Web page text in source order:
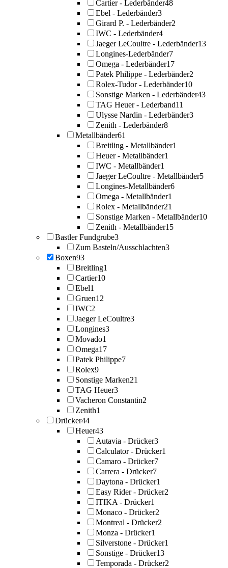
Cartier - Lederbänder48
Ebel - Lederbänder3
Girard P. - Lederbänder2
IWC - Lederbänder4
Jaeger LeCoultre - Lederbänder13
Longines-Lederbänder7
Omega - Lederbänder17
Patek Philippe - Lederbänder2
Rolex-Tudor - Lederbänder10
Sonstige Marken - Lederbänder43
TAG Heuer - Lederband11
Ulysse Nardin - Lederbänder3
Zenith - Lederbänder8
Metallbänder61
Breitling - Metallbänder1
Heuer - Metallbänder1
IWC - Metallbänder1
Jaeger LeCoultre - Metallbänder5
Longines-Metallbänder6
Omega - Metallbänder1
Rolex - Metallbänder21
Sonstige Marken - Metallbänder10
Zenith - Metallbänder15
Bastler Fundgrube3
Zum Basteln/Ausschlachten3
Boxen93
Breitling1
Cartier10
Ebel1
Gruen12
IWC2
Jaeger LeCoultre3
Longines3
Movado1
Omega17
Patek Philippe7
Rolex9
Sonstige Marken21
TAG Heuer3
Vacheron Constantin2
Zenith1
Drücker44
Heuer43
Autavia - Drücker3
Calculator - Drücker1
Camaro - Drücker7
Carrera - Drücker7
Daytona - Drücker1
Easy Rider - Drücker2
ITIKA - Drücker1
Monaco - Drücker2
Montreal - Drücker2
Monza - Drücker1
Silverstone - Drücker1
Sonstige - Drücker13
Temporada - Drücker2